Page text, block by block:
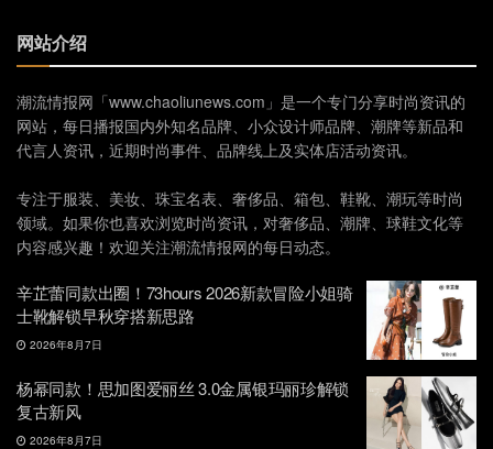
网站介绍
潮流情报网「www.chaoliunews.com」是一个专门分享时尚资讯的
网站，每日播报国内外知名品牌、小众设计师品牌、潮牌等新品和
代言人资讯，近期时尚事件、品牌线上及实体店活动资讯。
专注于服装、美妆、珠宝名表、奢侈品、箱包、鞋靴、潮玩等时尚
领域。如果你也喜欢浏览时尚资讯，对奢侈品、潮牌、球鞋文化等
内容感兴趣！欢迎关注潮流情报网的每日动态。
辛芷蕾同款出圈！73hours 2026新款冒险小姐骑
士靴解锁早秋穿搭新思路
2026年8月7日
杨幂同款！思加图爱丽丝 3.0金属银玛丽珍解锁
复古新风
2026年8月7日